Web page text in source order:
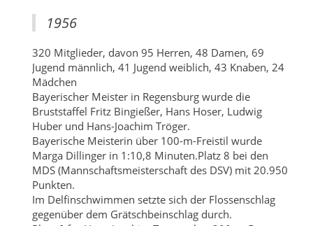
1956
320 Mitglieder, davon 95 Herren, 48 Damen, 69
Jugend männlich, 41 Jugend weiblich, 43 Knaben, 24
Mädchen
Bayerischer Meister in Regensburg wurde die
Bruststaffel Fritz Bingießer, Hans Hoser, Ludwig
Huber und Hans-Joachim Tröger.
Bayerische Meisterin über 100-m-Freistil wurde
Marga Dillinger in 1:10,8 Minuten.Platz 8 bei den
MDS (Mannschaftsmeisterschaft des DSV) mit 20.950
Punkten.
Im Delfinschwimmen setzte sich der Flossenschlag
gegenüber dem Grätschbeinschlag durch.